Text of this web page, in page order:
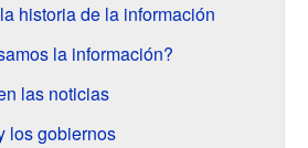
historia de la información
la información?
las noticias
los gobiernos